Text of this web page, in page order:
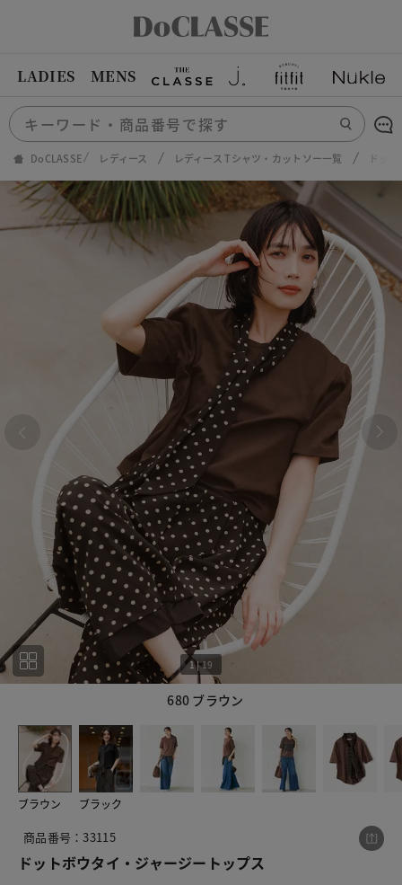
LADIES MENS
DoCLASSE レディース レディース Tシャツ・カットソー一覧 ドッ
680 ブラウン
1|19
ブラウン ブラック
商品番号：33115
ドットボウタイ・ジャージートップス
この商品をシェアする